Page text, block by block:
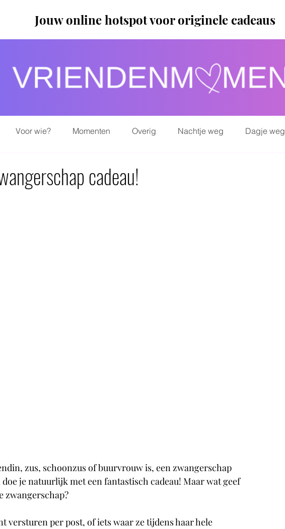
Jouw online hotspot voor originele cadeaus
Voor wie? Momenten Overig Nachtje weg Dagje weg
cadeau!
zus, schoonzus of buurvrouw is, een zwangerschap
je natuurlijk met een fantastisch cadeau! Maar wat geef
zwangerschap?
versturen per post, of iets waar ze tijdens haar hele